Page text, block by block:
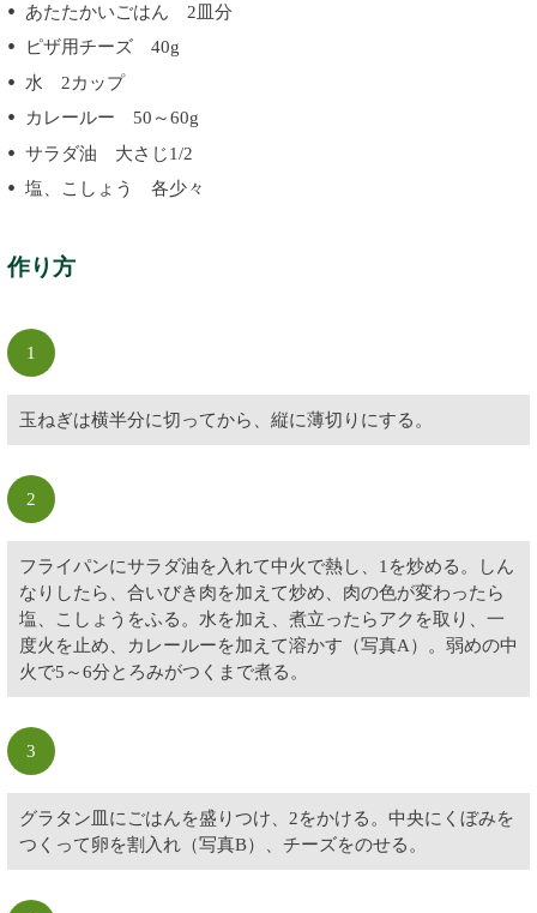
あたたかいごはん 2皿分
ピザ用チーズ 40g
水 2カップ
カレールー 50～60g
サラダ油 大さじ1/2
塩、こしょう 各少々
作り方
1
玉ねぎは横半分に切ってから、縦に薄切りにする。
2
フライパンにサラダ油を入れて中火で熱し、1を炒める。しん
なりしたら、合いびき肉を加えて炒め、肉の色が変わったら
塩、こしょうをふる。水を加え、煮立ったらアクを取り、一
度火を止め、カレールーを加えて溶かす（写真A）。弱めの中
火で5～6分とろみがつくまで煮る。
3
グラタン皿にごはんを盛りつけ、2をかける。中央にくぼみを
つくって卵を割入れ（写真B）、チーズをのせる。